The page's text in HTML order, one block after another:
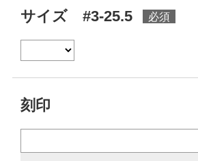
サイズ #3-25.5
刻印